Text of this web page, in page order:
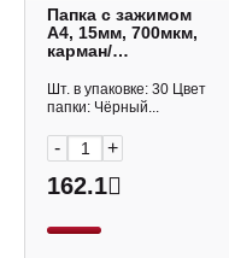
Папка с зажимом
А4, 15мм, 700мкм,
карман/
черный PZ07CBLCK
Бюрократ
Шт. в упаковке: 30 Цвет
папки: Чёрный...
- +
162.1